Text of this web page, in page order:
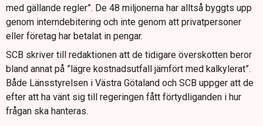
med gällande regler”. De 48 miljonerna har alltså byggts upp
genom interndebitering och inte genom att privatpersoner
eller företag har betalat in pengar.
SCB skriver till redaktionen att de tidigare överskotten beror
bland annat på ”lägre kostnadsutfall jämfört med kalkylerat”.
Både Länsstyrelsen i Västra Götaland och SCB uppger att de
efter att ha vänt sig till regeringen fått förtydliganden i hur
frågan ska hanteras.